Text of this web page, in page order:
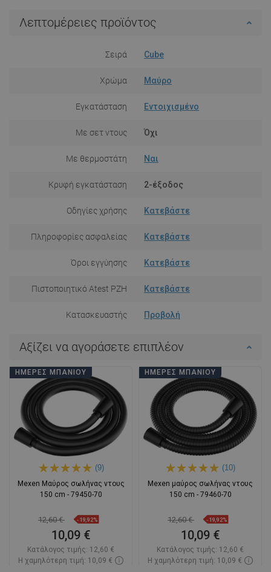
Λεπτομέρειες προϊόντος
Σειρά Cube
Χρώμα Μαύρο
Εγκατάσταση Εντοιχισμένο
Με σετ ντους Όχι
Με θερμοστάτη Ναι
Κρυφή εγκατάσταση 2-έξοδος
Οδηγίες χρήσης Κατεβάστε
Πληροφορίες ασφαλείας Κατεβάστε
Όροι εγγύησης Κατεβάστε
Πιστοποιητικό Atest PZH Κατεβάστε
Κατασκευαστής Προβολή
Αξίζει να αγοράσετε επιπλέον
ΗΜΈΡΕΣ ΜΠΆΝΙΟΥ
(9)
Mexen Μαύρος σωλήνας ντους
150 cm - 79450-70
12,60 € -19,92%
10,09 €
Κατάλογος τιμής: 12,60 €
Η χαμηλότερη τιμή: 10,09 €
ΗΜΈΡΕΣ ΜΠΆΝΙΟΥ
(10)
Mexen μαύρος σωλήνας ντους
150 cm - 79460-70
12,60 € -19,92%
10,09 €
Κατάλογος τιμής: 12,60 €
Η χαμηλότερη τιμή: 10,09 €